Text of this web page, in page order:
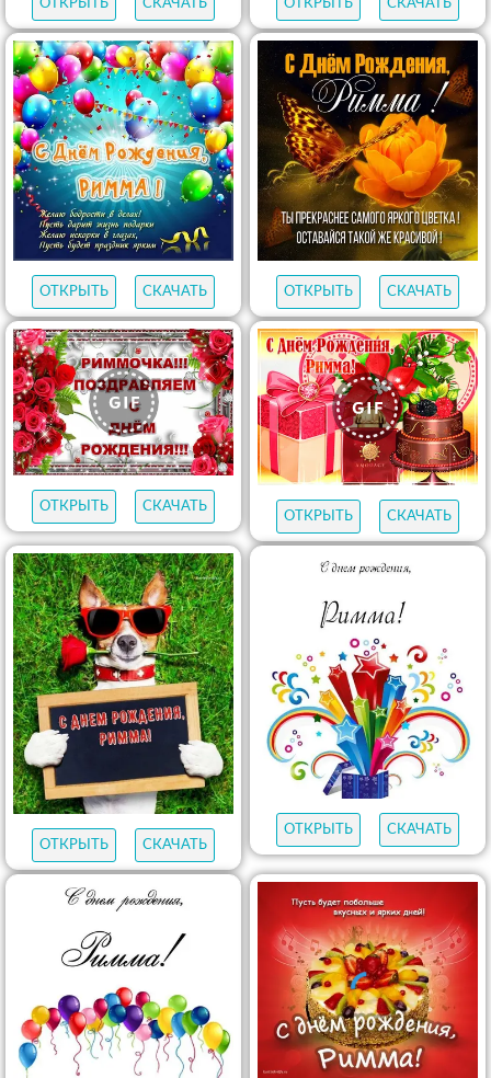
ОТКРЫТЬ СКАЧАТЬ ОТКРЫТЬ СКАЧАТЬ
ОТКРЫТЬ СКАЧАТЬ ОТКРЫТЬ СКАЧАТЬ
ОТКРЫТЬ СКАЧАТЬ
ОТКРЫТЬ СКАЧАТЬ
ОТКРЫТЬ СКАЧАТЬ
ОТКРЫТЬ СКАЧАТЬ